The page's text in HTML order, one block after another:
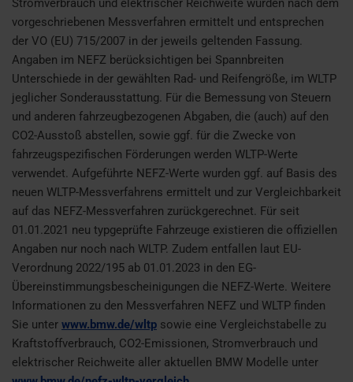
Stromverbrauch und elektrischer Reichweite wurden nach dem
vorgeschriebenen Messverfahren ermittelt und entsprechen
der VO (EU) 715/2007 in der jeweils geltenden Fassung.
Angaben im NEFZ berücksichtigen bei Spannbreiten
Unterschiede in der gewählten Rad- und Reifengröße, im WLTP
jeglicher Sonderausstattung. Für die Bemessung von Steuern
und anderen fahrzeugbezogenen Abgaben, die (auch) auf den
CO2-Ausstoß abstellen, sowie ggf. für die Zwecke von
fahrzeugspezifischen Förderungen werden WLTP-Werte
verwendet. Aufgeführte NEFZ-Werte wurden ggf. auf Basis des
neuen WLTP-Messverfahrens ermittelt und zur Vergleichbarkeit
auf das NEFZ-Messverfahren zurückgerechnet. Für seit
01.01.2021 neu typgeprüfte Fahrzeuge existieren die offiziellen
Angaben nur noch nach WLTP. Zudem entfallen laut EU-
Verordnung 2022/195 ab 01.01.2023 in den EG-
Übereinstimmungsbescheinigungen die NEFZ-Werte. Weitere
Informationen zu den Messverfahren NEFZ und WLTP finden
Sie unter www.bmw.de/wltp sowie eine Vergleichstabelle zu
Kraftstoffverbrauch, CO2-Emissionen, Stromverbrauch und
elektrischer Reichweite aller aktuellen BMW Modelle unter